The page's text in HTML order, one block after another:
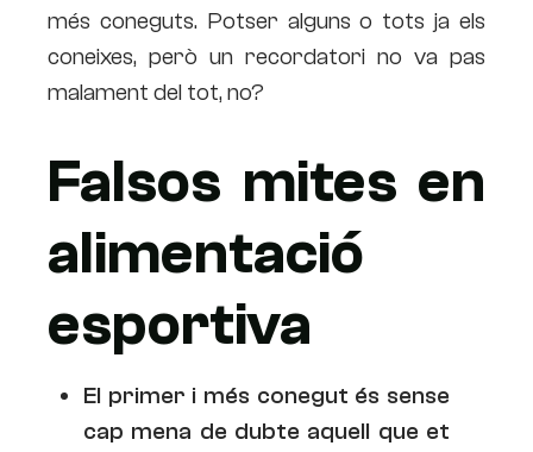
més coneguts. Potser alguns o tots ja els
coneixes, però un recordatori no va pas
malament del tot, no?
Falsos mites en
alimentació
esportiva
El primer i més conegut és sense
cap mena de dubte aquell que et